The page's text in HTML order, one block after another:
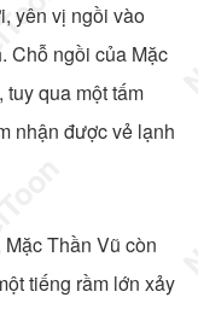
yên vị ngồi vào
Chỗ ngồi của Mặc
qua một tấm
nhận được vẻ lạnh
Thần Vũ còn
tiếng rầm lớn xảy